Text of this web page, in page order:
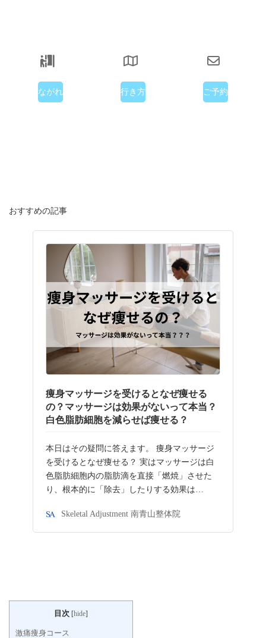
ながれ 行き方 ご予約
おすすめの記事
痩身マッサージを受けるとなぜ痩せる
の？マッサージは効果がないって本当？
白色脂肪細胞を減らせば痩せる？
本日はその疑問に答えます。 痩身マッサージ
を受けるとなぜ痩せる？ 実はマッサージは白
色脂肪細胞内の脂肪滴を直接「燃焼」させた
り、根本的に「除去」したりする効果は…
Skeletal Adjustment 南青山整体院
目次 [hide]
激痛痩身コース